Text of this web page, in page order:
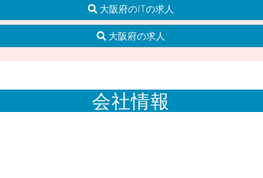
大阪府のITの求人
大阪府の求人
会社情報